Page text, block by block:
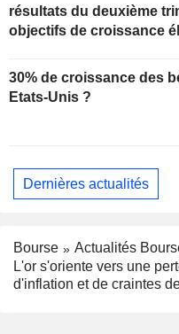
résultats du deuxième
objectifs de croissance
30% de croissance des
Etats-Unis ?
Dernières actualités
Bourse
Actualités
L'or s'oriente vers une
d'inflation et de craintes